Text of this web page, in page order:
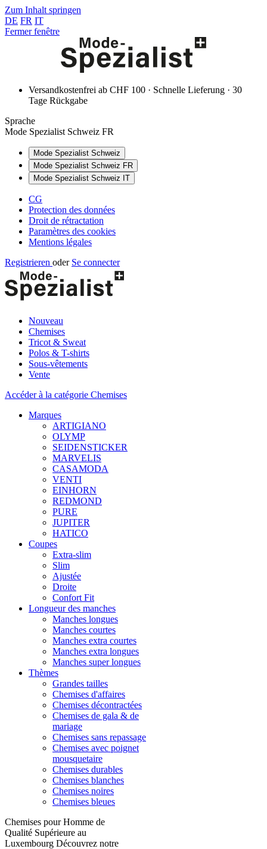
Zum Inhalt springen
DE FR IT
Fermer fenêtre
Versandkostenfrei ab CHF 100 · Schnelle Lieferung · 30
Tage Rückgabe
Sprache
Mode Spezialist Schweiz FR
Mode Spezialist Schweiz
Mode Spezialist Schweiz FR
Mode Spezialist Schweiz IT
CG
Protection des données
Droit de rétractation
Paramètres des cookies
Mentions légales
Registrieren oder Se connecter
Nouveau
Chemises
Tricot & Sweat
Polos & T-shirts
Sous-vêtements
Vente
Accéder à la catégorie Chemises
Marques
ARTIGIANO
OLYMP
SEIDENSTICKER
MARVELIS
CASAMODA
VENTI
EINHORN
REDMOND
PURE
JUPITER
HATICO
Coupes
Extra-slim
Slim
Ajustée
Droite
Confort Fit
Longueur des manches
Manches longues
Manches courtes
Manches extra courtes
Manches extra longues
Manches super longues
Thèmes
Grandes tailles
Chemises d'affaires
Chemises décontractées
Chemises de gala & de
mariage
Chemises sans repassage
Chemises avec poignet
mousquetaire
Chemises durables
Chemises blanches
Chemises noires
Chemises bleues
Chemises pour Homme de
Qualité Supérieure au
Luxembourg Découvrez notre